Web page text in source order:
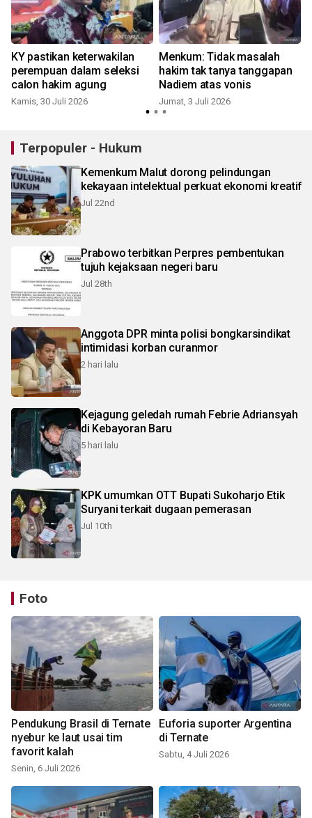
KY pastikan keterwakilan
perempuan dalam seleksi
calon hakim agung
Kamis, 30 Juli 2026
Menkum: Tidak masalah
hakim tak tanya tanggapan
Nadiem atas vonis
Jumat, 3 Juli 2026
Terpopuler - Hukum
Kemenkum Malut dorong pelindungan
kekayaan intelektual perkuat ekonomi kreatif
Jul 22nd
Prabowo terbitkan Perpres pembentukan
tujuh kejaksaan negeri baru
Jul 28th
Anggota DPR minta polisi bongkarsindikat
intimidasi korban curanmor
2 hari lalu
Kejagung geledah rumah Febrie Adriansyah
di Kebayoran Baru
5 hari lalu
KPK umumkan OTT Bupati Sukoharjo Etik
Suryani terkait dugaan pemerasan
Jul 10th
Foto
Pendukung Brasil di Ternate
nyebur ke laut usai tim
favorit kalah
Senin, 6 Juli 2026
Euforia suporter Argentina
di Ternate
Sabtu, 4 Juli 2026